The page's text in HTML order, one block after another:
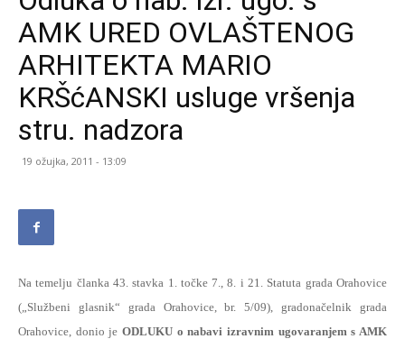
Grada
AMK URED OVLAŠTENOG
ARHITEKTA MARIO
KRŠćANSKI usluge vršenja
stru. nadzora
19 ožujka, 2011 - 13:09
Na temelju članka 43. stavka 1. točke 7., 8. i 21. Statuta grada Orahovice
(„Službeni glasnik“ grada Orahovice, br. 5/09), gradonačelnik grada
Orahovice, donio je ODLUKU o nabavi izravnim ugovaranjem s AMK